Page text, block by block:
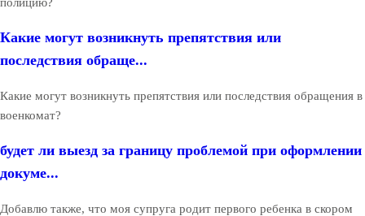
Какие могут возникнуть препятствия или
последствия обраще...
Какие могут возникнуть препятствия или последствия обращения в
военкомат?
будет ли выезд за границу проблемой при оформлении
докуме...
Добавлю также, что моя супруга родит первого ребенка в скором